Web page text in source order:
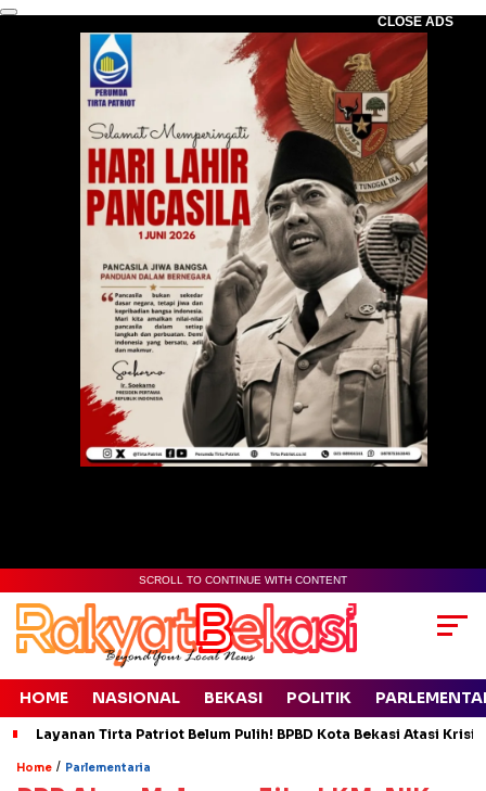
CLOSE ADS
SCROLL TO CONTINUE WITH CONTENT
HOME NASIONAL BEKASI POLITIK
Layanan Tirta Patriot Belum Pulih! BPBD Kota Bekasi Atasi
Home / Parlementaria